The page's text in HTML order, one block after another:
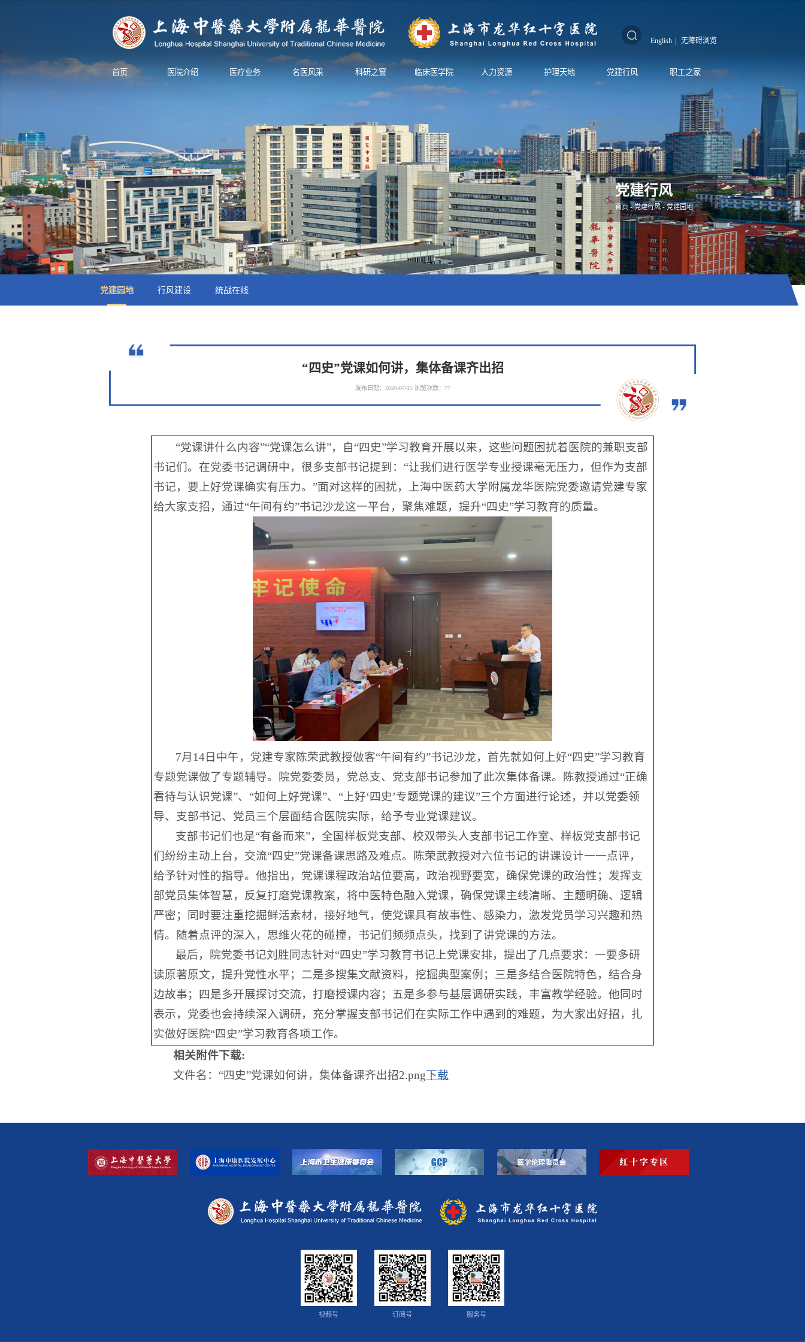
English | 无障碍浏览
首页 医院介绍 医疗业务 名医风采 科研之窗 临床医学院 人力资源 护理天地 党建行风 职工之家
党建行风
首页- 党建行风-党建园地
党建园地 行风建设 统战在线
“四史”党课如何讲，集体备课齐出招
发布日期：2020-07-15 浏览次数： 77
“党课讲什么内容”“党课怎么讲”，自“四史”学习教育开展以来，这些问题困扰着医院的兼职支部
书记们。在党委书记调研中，很多支部书记提到：“让我们进行医学专业授课毫无压力，但作为支部
书记，要上好党课确实有压力。”面对这样的困扰，上海中医药大学附属龙华医院党委邀请党建专家
给大家支招，通过“午间有约”书记沙龙这一平台，聚焦难题，提升“四史”学习教育的质量。
7月14日中午，党建专家陈荣武教授做客“午间有约”书记沙龙，首先就如何上好“四史”学习教育
专题党课做了专题辅导。院党委委员，党总支、党支部书记参加了此次集体备课。陈教授通过“正确
看待与认识党课”、“如何上好党课”、“上好‘四史’专题党课的建议”三个方面进行论述，并以党委领
导、支部书记、党员三个层面结合医院实际，给予专业党课建议。
支部书记们也是“有备而来”，全国样板党支部、校双带头人支部书记工作室、样板党支部书记
们纷纷主动上台，交流“四史”党课备课思路及难点。陈荣武教授对六位书记的讲课设计一一点评，
给予针对性的指导。他指出，党课课程政治站位要高，政治视野要宽，确保党课的政治性；发挥支
部党员集体智慧，反复打磨党课教案，将中医特色融入党课，确保党课主线清晰、主题明确、逻辑
严密；同时要注重挖掘鲜活素材，接好地气，使党课具有故事性、感染力，激发党员学习兴趣和热
情。随着点评的深入，思维火花的碰撞，书记们频频点头，找到了讲党课的方法。
最后，院党委书记刘胜同志针对“四史”学习教育书记上党课安排，提出了几点要求：一要多研
读原著原文，提升党性水平；二是多搜集文献资料，挖掘典型案例；三是多结合医院特色，结合身
边故事；四是多开展探讨交流，打磨授课内容；五是多参与基层调研实践，丰富教学经验。他同时
表示，党委也会持续深入调研，充分掌握支部书记们在实际工作中遇到的难题，为大家出好招，扎
实做好医院“四史”学习教育各项工作。
相关附件下载:
文件名：“四史”党课如何讲，集体备课齐出招2.png下载
视频号 订阅号 服务号